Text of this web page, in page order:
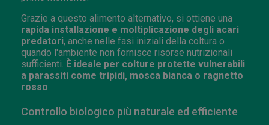
Grazie a questo alimento alternativo, si ottiene una
rapida installazione e moltiplicazione degli acari
predatori, anche nelle fasi iniziali della coltura o
quando l'ambiente non fornisce risorse nutrizionali
sufficienti. È ideale per colture protette vulnerabili
a parassiti come tripidi, mosca bianca o ragnetto
rosso
Controllo biologico più naturale ed efficiente